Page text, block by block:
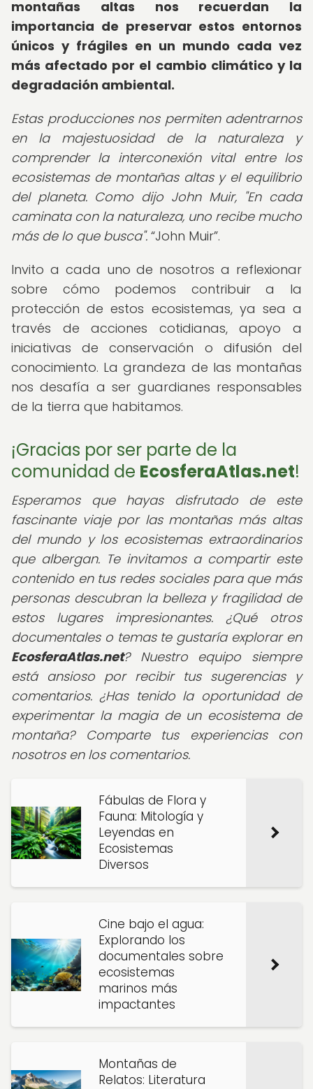
montañas altas nos recuerdan la
importancia de preservar estos entornos
únicos y frágiles en un mundo cada vez
más afectado por el cambio climático y la
degradación ambiental.
Estas producciones nos permiten adentrarnos
en la majestuosidad de la naturaleza y
comprender la interconexión vital entre los
ecosistemas de montañas altas y el equilibrio
del planeta. Como dijo John Muir, "En cada
caminata con la naturaleza, uno recibe mucho
más de lo que busca". John Muir .
Invito a cada uno de nosotros a reflexionar
sobre cómo podemos contribuir a la
protección de estos ecosistemas, ya sea a
través de acciones cotidianas, apoyo a
iniciativas de conservación o difusión del
conocimiento. La grandeza de las montañas
nos desafía a ser guardianes responsables
de la tierra que habitamos.
¡Gracias por ser parte de la
comunidad de EcosferaAtlas.net!
Esperamos que hayas disfrutado de este
fascinante viaje por las montañas más altas
del mundo y los ecosistemas extraordinarios
que albergan. Te invitamos a compartir este
contenido en tus redes sociales para que más
personas descubran la belleza y fragilidad de
estos lugares impresionantes. ¿Qué otros
documentales o temas te gustaría explorar en
EcosferaAtlas.net? Nuestro equipo siempre
está ansioso por recibir tus sugerencias y
comentarios. ¿Has tenido la oportunidad de
experimentar la magia de un ecosistema de
montaña? Comparte tus experiencias con
nosotros en los comentarios.
Fábulas de Flora y
Fauna: Mitología y
Leyendas en
Ecosistemas
Diversos
Cine bajo el agua:
Explorando los
documentales sobre
ecosistemas
marinos más
impactantes
Montañas de
Relatos: Literatura